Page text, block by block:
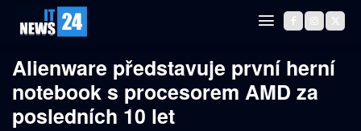
Alienware představuje první herní
notebook s procesorem AMD za
posledních 10 let